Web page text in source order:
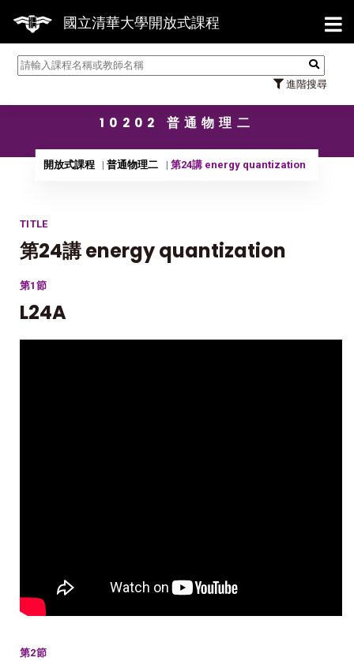
國立清華大學開放式課程
進階搜尋
【
10202 普通物理二
開放式課程 普通物理二 第24講 energy quantization
TITLE
第24講 energy quantization
第1節
L24A
第2節